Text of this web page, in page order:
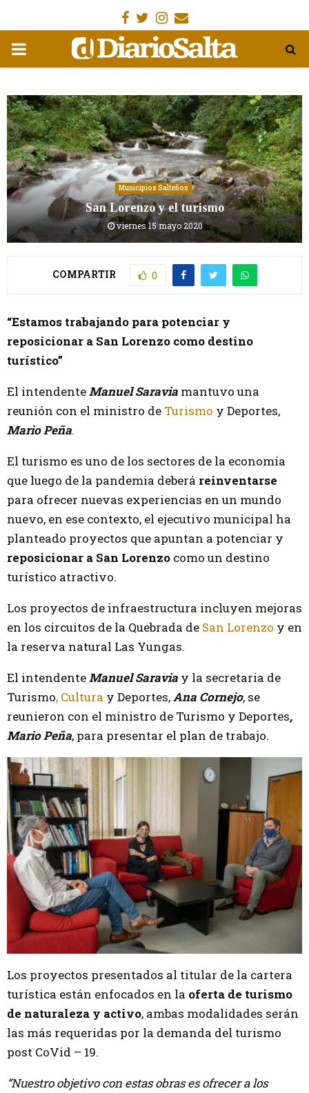
Facebook
Gorjeo
Instagram
Email
MENÚ
Municipios Salteños
San Lorenzo y el turismo
viernes 15 mayo 2020
COMPARTIR 0
“Estamos trabajando para potenciar y
reposicionar a San Lorenzo como destino
turístico”
El intendenteManuel Saravia mantuvo una
reunión con el ministro de Turismo y Deportes,
Mario Peña.
El turismo es uno de los sectores de la economía
que luego de la pandemia deberá reinventarse
para ofrecer nuevas experiencias en un mundo
nuevo, en ese contexto, el ejecutivo municipal ha
planteado proyectos que apuntan a potenciar y
reposicionar a San Lorenzo como un destino
turístico atractivo.
Los proyectos de infraestructura incluyen mejoras
en los circuitos de la Quebrada de San Lorenzo y en
la reserva natural Las Yungas.
El intendenteManuel Saravia y la secretaria de
Turismo, Cultura y Deportes,Ana Cornejo, se
reunieron con el ministro de Turismo y Deportes,
Mario Peña, para presentar el plan de trabajo.
Los proyectos presentados al titular de la cartera
turística están enfocados en la oferta de turismo
de naturaleza y activo, ambas modalidades serán
las más requeridas por la demanda del turismo
post CoVid – 19.
“Nuestro objetivo con estas obras es ofrecer a los